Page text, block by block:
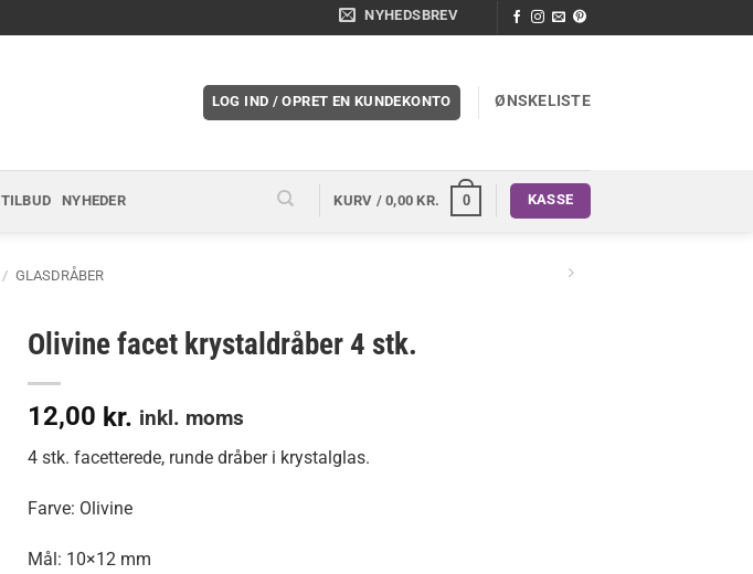
NYHEDSBREV
LOG IND / OPRET EN KUNDEKONTO ØNSKELISTE
TILBUD NYHEDER KURV /0,00KR. 0 KASSE
/ GLASDRÅBER
Olivine facet krystaldråber 4 stk.
12,00 kr. inkl. moms
4 stk. facetterede, runde dråber i krystalglas.
Farve: Olivine
Mål: 10×12 mm